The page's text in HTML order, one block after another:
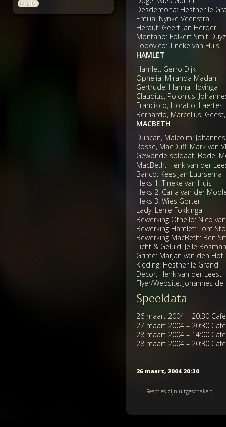
Desdemona: Hesther le
Emilia: Nynke Veenstra
Heraut: Geert Jan Herder
Montano: Folkert Smit
Lodovico: Tineke van Huis
HAMLET
Hamlet: Gerro Dijk
Ophelia: Miranda Madani
Gertrude: Hanna Hovinga
Claudius, Polonius:
Francisco, Horatio,
Bernardo, Marcellus,
MACBETH
Duncan, Malcolm:
Rosse, MacDuff: Mark van
Gewonde soldaat, Bode,
MacBeth: Henk van der
Banco: Kees Jan Luursema
Heks 1: Tineke van Huis
Heks 2: Carla van der
Heks 3: Wies Gorter
Lady: Lenie Fokkinga
Bewerking Othello: Nico
Bewerking Hamlet: Tom
Bewerking MacBeth: Ben
Licht & Geluid: Jelle
Grime: Marjan van den Hof
Kleding: Hesther le Grand
Decor: Henk van der Leest
Flyer/Website: Johannes de
Speeldata
26 maart 2004 – 20:30
27 maart 2004 – 20:30
28 maart 2004 – 14:00
28 maart 2004 – 20:30
26 maart, 2004 20:30
Reacties zijn uitgeschakeld.